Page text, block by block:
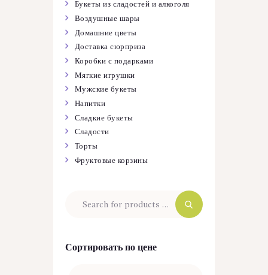
Букеты из сладостей и алкоголя
Воздушные шары
Домашние цветы
Доставка сюрприза
Коробки с подарками
Мягкие игрушки
Мужские букеты
Напитки
Сладкие букеты
Сладости
Торты
Фруктовые корзины
Сортировать по цене